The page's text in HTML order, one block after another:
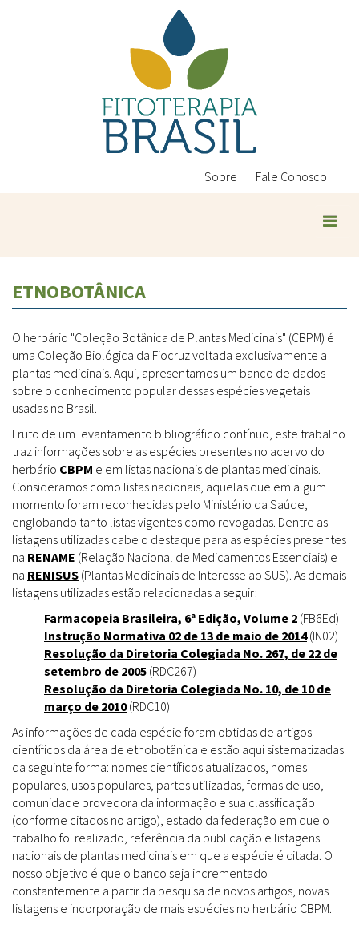
Sobre Fale Conosco
ETNOBOTÂNICA
O herbário "Coleção Botânica de Plantas Medicinais" (CBPM) é
uma Coleção Biológica da Fiocruz voltada exclusivamente a
plantas medicinais. Aqui, apresentamos um banco de dados
sobre o conhecimento popular dessas espécies vegetais
usadas no Brasil.
Fruto de um levantamento bibliográfico contínuo, este trabalho
traz informações sobre as espécies presentes no acervo do
herbário CBPM e em listas nacionais de plantas medicinais.
Consideramos como listas nacionais, aquelas que em algum
momento foram reconhecidas pelo Ministério da Saúde,
englobando tanto listas vigentes como revogadas. Dentre as
listagens utilizadas cabe o destaque para as espécies presentes
na RENAME (Relação Nacional de Medicamentos Essenciais) e
na RENISUS (Plantas Medicinais de Interesse ao SUS). As demais
listagens utilizadas estão relacionadas a seguir:
Farmacopeia Brasileira, 6ª Edição, Volume 2 (FB6Ed)
Instrução Normativa 02 de 13 de maio de 2014(IN02)
Resolução da Diretoria Colegiada No. 267, de 22 de
setembro de 2005 (RDC267)
Resolução da Diretoria Colegiada No. 10, de 10 de
março de 2010(RDC10)
As informações de cada espécie foram obtidas de artigos
científicos da área de etnobotânica e estão aqui sistematizadas
da seguinte forma: nomes científicos atualizados, nomes
populares, usos populares, partes utilizadas, formas de uso,
comunidade provedora da informação e sua classificação
(conforme citados no artigo), estado da federação em que o
trabalho foi realizado, referência da publicação e listagens
nacionais de plantas medicinais em que a espécie é citada. O
nosso objetivo é que o banco seja incrementado
constantemente a partir da pesquisa de novos artigos, novas
listagens e incorporação de mais espécies no herbário CBPM.